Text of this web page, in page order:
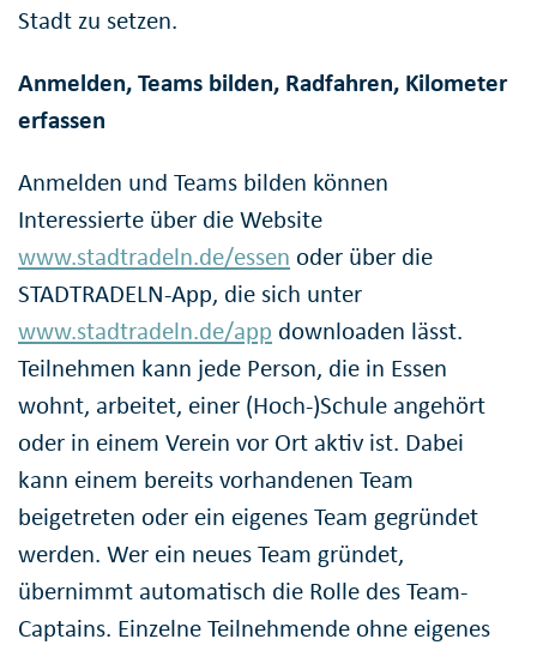
Stadt zu setzen.
Anmelden, Teams bilden, Radfahren, Kilometer
erfassen
Anmelden und Teams bilden können
Interessierte über die Website
www.stadtradeln.de/essen oder über die
STADTRADELN-App, die sich unter
www.stadtradeln.de/app downloaden lässt.
Teilnehmen kann jede Person, die in Essen
wohnt, arbeitet, einer (Hoch-)Schule angehört
oder in einem Verein vor Ort aktiv ist. Dabei
kann einem bereits vorhandenen Team
beigetreten oder ein eigenes Team gegründet
werden. Wer ein neues Team gründet,
übernimmt automatisch die Rolle des Team-
Captains. Einzelne Teilnehmende ohne eigenes